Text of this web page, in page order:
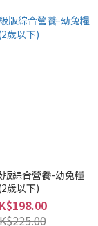
綜合營養-幼兔糧
歲以下)